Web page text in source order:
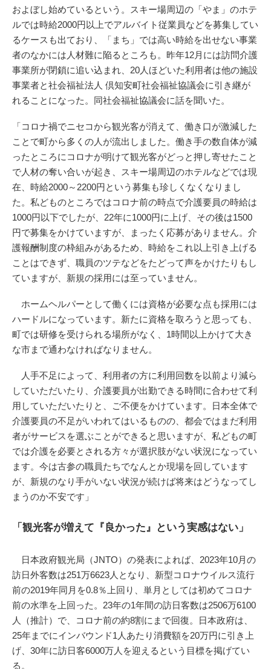
およぼし始めているという。スキー場周辺の「やま」のホテ
ルでは時給2000円以上でアルバイト従業員などを募集してい
るケースも出ており、「まち」では高い時給を出せない事業
者のなかには人材難に陥るところも。昨年12月には訪問介護
事業所が閉鎖に追い込まれ、20人ほどいた利用者は他の施設
事業者と社会福祉法人 倶知安町社会福祉協議会に引き継が
れることになった。同社会福祉協議会に話を聞いた。
「コロナ禍でニセコから観光客が消えて、働き口が激減した
ことで町から多くの人が流出しました。働き手の数自体が減
ったところにコロナが明けて観光客がどっと押し寄せたこと
で人材の奪い合いが起き、スキー場周辺のホテルなどでは現
在、時給2000～2200円という募集も珍しくなくなりまし
た。私どものところではコロナ前の時点で介護要員の時給は
1000円以下でしたが、22年に1000円に上げ、その後は1500
円で募集をかけていますが、まったく応募がありません。介
護報酬制度の枠組みがあるため、時給をこれ以上引き上げる
ことはできず、職員のツテなどをたどって声をかけたりもし
ていますが、新規の採用には至っていません。
ホームヘルパーとして働くには資格が必要な点も採用には
ハードルになっています。新たに資格を取ろうと思っても、
町では研修を受けられる場所がなく、1時間以上かけて大き
な市まで通わなければなりません。
人手不足によって、利用者の方に利用回数を以前より減ら
していただいたり、介護要員が出勤できる時間に合わせて利
用していただいたりと、ご不便をかけています。日本全体で
介護要員の不足がいわれてはいるものの、都会ではまだ利用
者がサービスを選ぶことができると思いますが、私どもの町
では介護を必要とされる方々が選択肢がない状況になってい
ます。今は古参の職員たちでなんとか現場を回しています
が、新規のなり手がいない状況が続けば将来はどうなってし
まうのか不安です」
「観光客が増えて『良かった』という実感はない」
日本政府観光局（JNTO）の発表によれば、2023年10月の
訪日外客数は251万6623人となり、新型コロナウイルス流行
前の2019年同月を0.8％上回り、単月としては初めてコロナ
前の水準を上回った。23年の1年間の訪日客数は2506万6100
人（推計）で、コロナ前の約8割にまで回復。日本政府は、
25年までにインバウンド1人あたり消費額を20万円に引き上
げ、30年に訪日客6000万人を迎えるという目標を掲げてい
る。